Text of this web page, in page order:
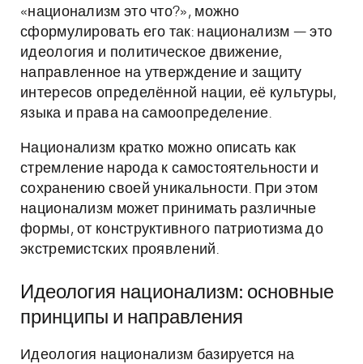
«национализм это что?», можно
сформулировать его так: национализм — это
идеология и политическое движение,
направленное на утверждение и защиту
интересов определённой нации, её культуры,
языка и права на самоопределение.
Национализм кратко можно описать как
стремление народа к самостоятельности и
сохранению своей уникальности. При этом
национализм может принимать различные
формы, от конструктивного патриотизма до
экстремистских проявлений.
Идеология национализм: основные
принципы и направления
Идеология национализм базируется на